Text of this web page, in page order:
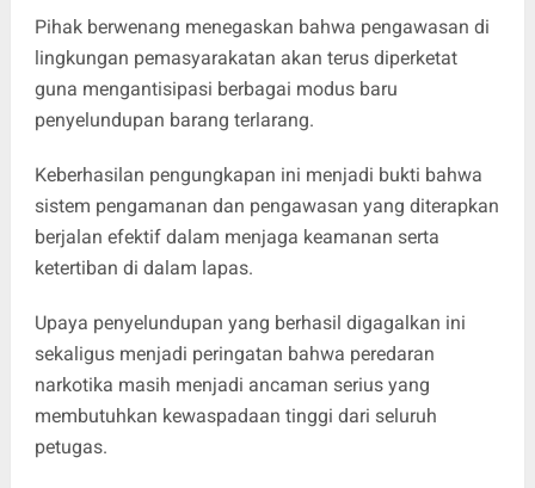
Pihak berwenang menegaskan bahwa pengawasan di
lingkungan pemasyarakatan akan terus diperketat
guna mengantisipasi berbagai modus baru
penyelundupan barang terlarang.
Keberhasilan pengungkapan ini menjadi bukti bahwa
sistem pengamanan dan pengawasan yang diterapkan
berjalan efektif dalam menjaga keamanan serta
ketertiban di dalam lapas.
Upaya penyelundupan yang berhasil digagalkan ini
sekaligus menjadi peringatan bahwa peredaran
narkotika masih menjadi ancaman serius yang
membutuhkan kewaspadaan tinggi dari seluruh
petugas.